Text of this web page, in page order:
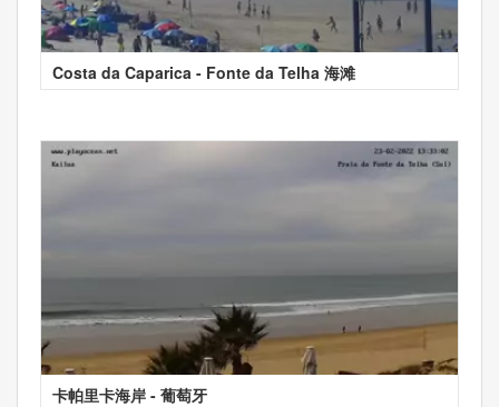
Costa da Caparica - Fonte da Telha 海滩
卡帕里卡海岸 - 葡萄牙